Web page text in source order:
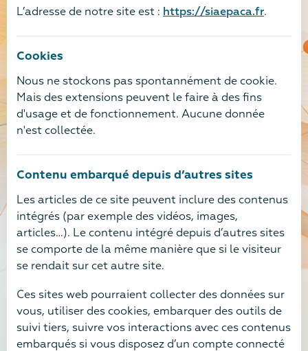
L’adresse de notre site est : https://siaepaca.fr.
Cookies
Nous ne stockons pas spontannément de cookie.
Mais des extensions peuvent le faire à des fins
d'usage et de fonctionnement. Aucune donnée
n'est collectée.
Contenu embarqué depuis d’autres sites
Les articles de ce site peuvent inclure des contenus
intégrés (par exemple des vidéos, images,
articles…). Le contenu intégré depuis d’autres sites
se comporte de la même manière que si le visiteur
se rendait sur cet autre site.
Ces sites web pourraient collecter des données sur
vous, utiliser des cookies, embarquer des outils de
suivi tiers, suivre vos interactions avec ces contenus
embarqués si vous disposez d’un compte connecté